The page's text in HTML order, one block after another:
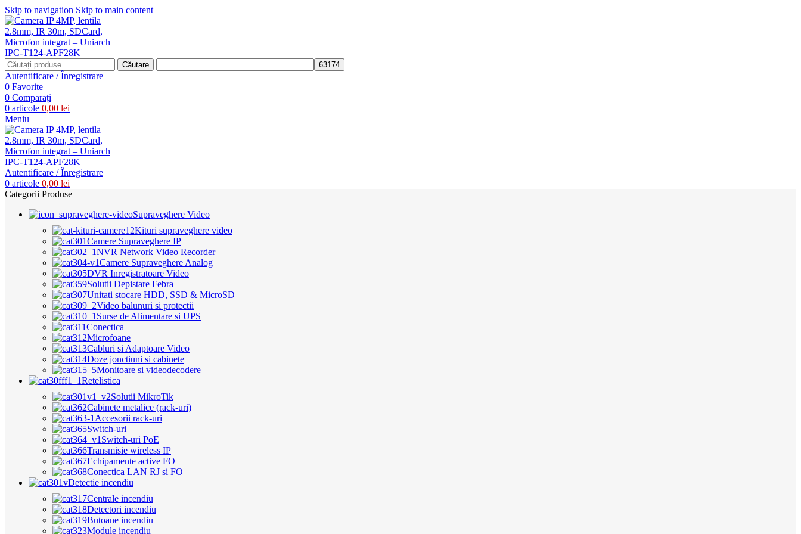
Skip to navigation Skip to main content
Căutare
Autentificare / Înregistrare
0 Favorite
0 Comparați
0 articole 0,00 lei
Meniu
Autentificare / Înregistrare
0 articole 0,00 lei
Categorii Produse
Supraveghere Video
Kituri supraveghere video
Camere Supraveghere IP
NVR Network Video Recorder
Camere Supraveghere Analog
DVR Inregistratoare Video
Solutii Depistare Febra
Unitati stocare HDD, SSD & MicroSD
Video balunuri si protectii
Surse de Alimentare si UPS
Conectica
Microfoane
Cabluri si Adaptoare Video
Doze jonctiuni si cabinete
Monitoare si videodecodere
Retelistica
Solutii MikroTik
Cabinete metalice (rack-uri)
Accesorii rack-uri
Switch-uri
Switch-uri PoE
Transmisie wireless IP
Echipamente active FO
Conectica LAN RJ si FO
Detectie incendiu
Centrale incendiu
Detectori incendiu
Butoane incendiu
Module incendiu